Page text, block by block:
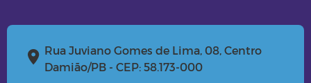
Rua Juviano Gomes de Lima, 08, Centro
Damião/PB - CEP: 58.173-000